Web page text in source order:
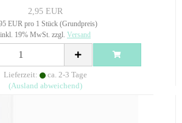
2,95 EUR
EUR pro 1 Stück (Grundpreis)
inkl. 19% MwSt. zzgl. Versand
Lieferzeit:
ca. 2-3 Tage
(Ausland abweichend)